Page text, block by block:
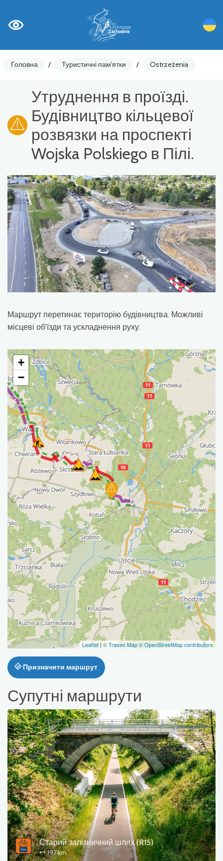
Головна / Туристичні пам'ятки / Ostrzeżenia
Утруднення в проїзді.
Будівництво кільцевої
розвязки на проспекті
Wojska Polskiego в Пілі.
Маршрут перетинає територію будівництва. Можливі
місцеві об'їзди та ускладнення руху.
+
−
Leaflet|© Traseo Map© OpenStreetMap contributors
Призначити маршрут
Супутні маршрути
Старий залізничний шлях (R15)
197 km